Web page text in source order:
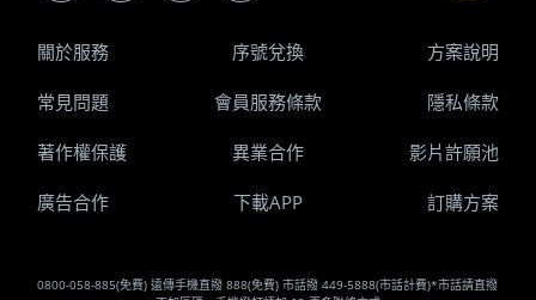
0800-058-885(免費) 遠傳手機直撥 888(免費) 市話撥 449-5888(市話計費)*市話請直撥
關於服務 序號兌換 方案說明
常見問題 會員服務條款 隱私條款
著作權保護 異業合作 影片許願池
廣告合作 下載APP 訂購方案